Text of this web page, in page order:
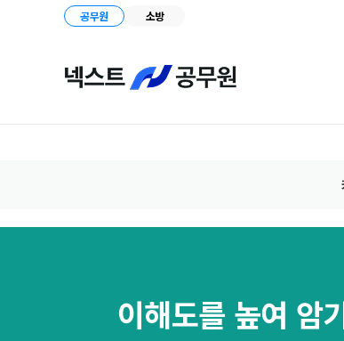
공무원 소방
이해도를 높여 암